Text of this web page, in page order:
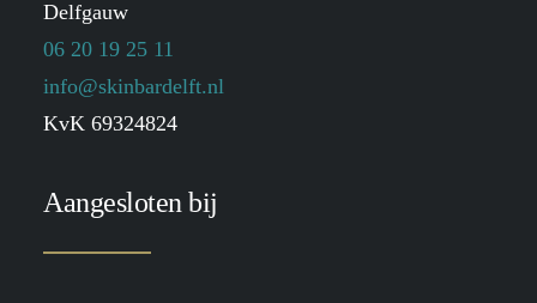
Delfgauw
06 20 19 25 11
info@skinbardelft.nl
KvK 69324824
Aangesloten bij